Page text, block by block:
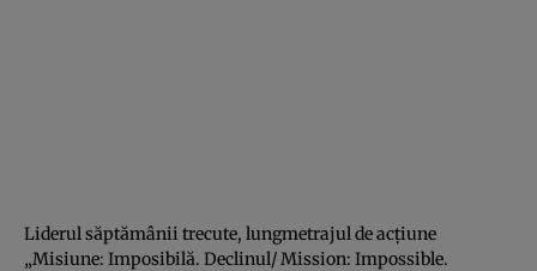
Liderul săptămânii trecute, lungmetrajul de acţiune
„Misiune: Imposibilă. Declinul/ Mission: Impossible.